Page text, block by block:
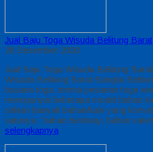
Jual Baju Toga Wisuda Belitung Barat
28 Desember 2020
Jual Baju Toga Wisuda Belitung
Wisuda Belitung Barat Bangka
busana toga. terima pesanan toga
mempunyai beberapa model bahan
sekian banyak bahan/kain yang
satunya : bahan bestway, bahan
selengkapnya